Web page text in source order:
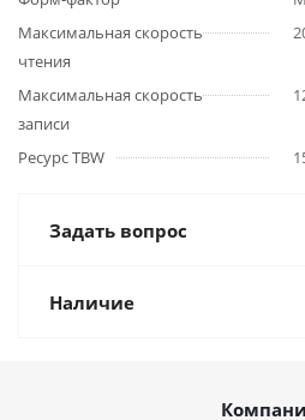
Максимальная скорость
чтения
Максимальная скорость
записи
Ресурс TBW
Задать вопрос
Наличие